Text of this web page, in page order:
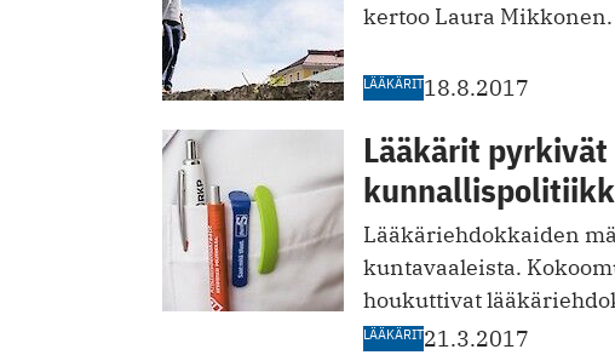
kertoo Laura Mikkonen.
LÄÄKÄRIT18.8.2017
Lääkärit
Lääkäriehdokkaiden
kuntavaaleista.
houkuttivat
LÄÄKÄRIT21.3.2017